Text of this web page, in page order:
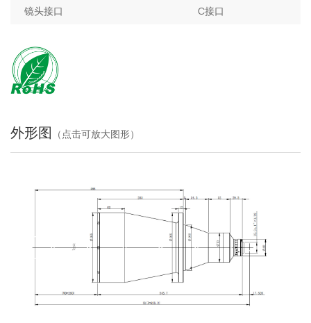
镜头接口 C接口
外形图 （点击可放大图形）